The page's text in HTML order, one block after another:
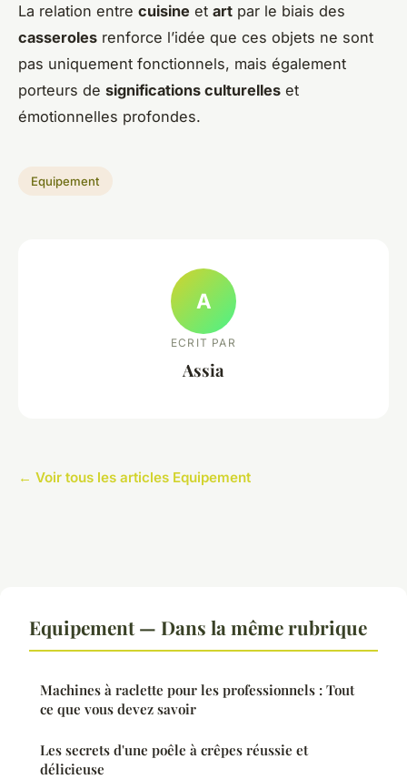
La relation entre cuisine et art par le biais des
casseroles renforce l’idée que ces objets ne sont
pas uniquement fonctionnels, mais également
porteurs de significations culturelles et
émotionnelles profondes.
Equipement
A
ECRIT PAR
Assia
← Voir tous les articles Equipement
Equipement — Dans la même rubrique
Machines à raclette pour les professionnels : Tout
ce que vous devez savoir
Les secrets d'une poêle à crêpes réussie et
délicieuse